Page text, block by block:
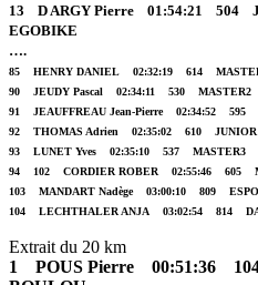
13 D ARGY Pierre 01:54:21 504
EGOBIKE
….
85 HENRY DANIEL 02:32:19 614
90 JEUDY Pascal 02:34:11 530 MASTER2
91 JEAUFFREAU Jean-Pierre 02:34:52 595
92 THOMAS Adrien 02:35:02 610 JUNIOR
93 LUNET Yves 02:35:10 537 MASTER3
94 102 CORDIER ROBER 02:55:46 605
103 MANDART Nadège 03:00:10 809
104 LECHTHALER ANJA 03:02:54 814
Extrait du 20 km
1 POUS Pierre 00:51:36